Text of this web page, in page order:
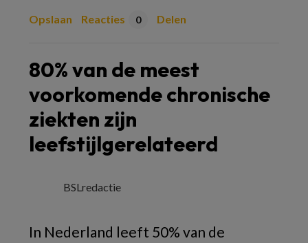
Opslaan Reacties 0 Delen
80% van de meest
voorkomende chronische
ziekten zijn
leefstijlgerelateerd
BSLredactie
In Nederland leeft 50% van de